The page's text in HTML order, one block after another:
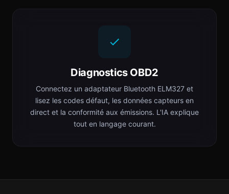
Diagnostics OBD2
Connectez un adaptateur Bluetooth ELM327 et
lisez les codes défaut, les données capteurs en
direct et la conformité aux émissions. L'IA explique
tout en langage courant.